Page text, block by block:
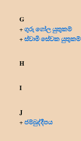
G
+ගුරු ගෝල යුතුකම්
+ස්වාමි සේවක යුතුකම්
H
I
J
+ජම්බුද්දීපය